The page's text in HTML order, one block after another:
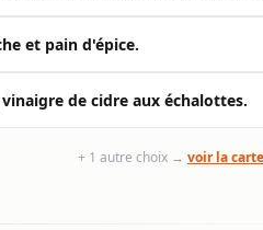
et pain d'épice.
de cidre aux échalottes.
+ 1 autre choix → voir la carte